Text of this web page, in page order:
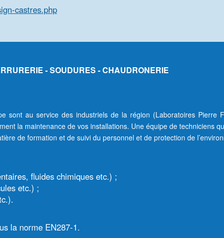
castres.php
- SOUDURES - CHAUDRONERIE
sont au service des industriels de la région (Laboratoires Pierre
la maintenance de vos installations. Une équipe de techniciens
de formation et de suivi du personnel et de protection de
fluides chimiques etc.) ;
etc.) ;
la norme EN287-1.